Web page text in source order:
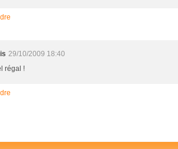
29/10/2009 18:40
régal !